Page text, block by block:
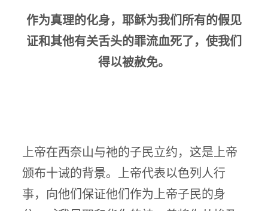
作为真理的化身，耶稣为我们所有的假见
证和其他有关舌头的罪流血死了，使我们
得以被赦免。
上帝在西奈山与祂的子民立约，这是上帝
颁布十诫的背景。上帝代表以色列人行
事，向他们保证他们作为上帝子民的身